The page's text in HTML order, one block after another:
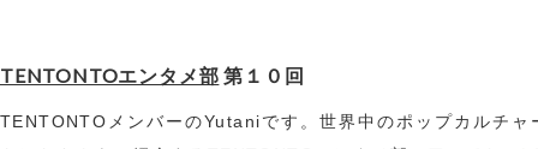
TENTONTOエンタメ部 第１０回
TENTONTOメンバーのYutaniです。世界中のポップカルチャ